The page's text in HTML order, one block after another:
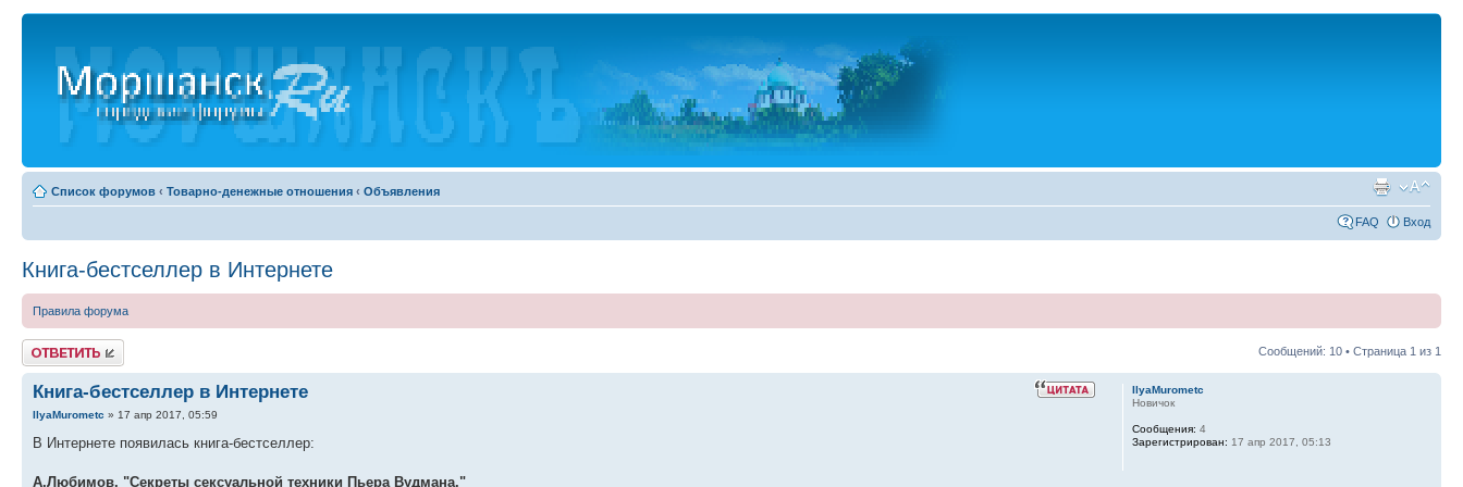
Список форумов ‹ Товарно-денежные отношения ‹ Объявления
FAQ Вход
Книга-бестселлер в Интернете
Правила форума
Ответить Сообщений: 10 • Страница 1 из 1
Книга-бестселлер в Интернете
IlyaMurometc » 17 апр 2017, 05:59
В Интернете появилась книга-бестселлер:
А.Любимов. "Секреты сексуальной техники Пьера Вудмана."
IlyaMurometc
Новичок
Сообщения: 4
Зарегистрирован: 17 апр 2017, 05:13